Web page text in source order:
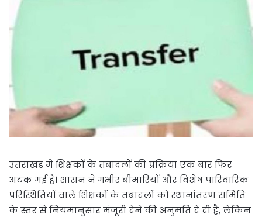
उत्तराखंड में शिक्षकों के तबादलों की प्रक्रिया एक बार फिर
अटक गई है। शासन ने गंभीर बीमारियों और विशेष पारिवारिक
परिस्थितियों वाले शिक्षकों के तबादलों को स्थानांतरण समिति
के स्तर से नियमानुसार मंजूरी देने की अनुमति दे दी है, लेकिन